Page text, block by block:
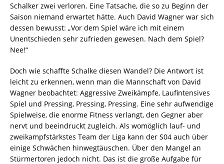
Schalker zwei verloren. Eine Tatsache, die so zu Beginn der
Saison niemand erwartet hätte. Auch David Wagner war sich
dessen bewusst: „Vor dem Spiel wäre ich mit einem
Unentschieden sehr zufrieden gewesen. Nach dem Spiel?
Nee!“
Doch wie schaffte Schalke diesen Wandel? Die Antwort ist
leicht zu erkennen, wenn man die Mannschaft von David
Wagner beobachtet: Aggressive Zweikämpfe, Laufintensives
Spiel und Pressing, Pressing, Pressing. Eine sehr aufwendige
Spielweise, die enorme Fitness verlangt, den Gegner aber
nervt und beeindruckt zugleich. Als womöglich lauf- und
zweikampfstärkstes Team der Liga kann der S04 auch über
einige Schwächen hinwegtäuschen. Über den Mangel an
Stürmertoren jedoch nicht. Das ist die große Aufgabe für